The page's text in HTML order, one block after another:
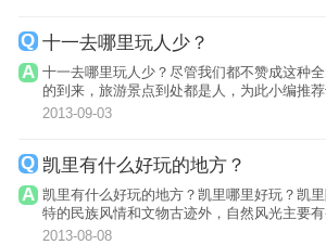
十一去哪里玩人少？
十一去哪里玩人少？尽管我们都不赞成这种
的到来，旅游景点到处都是人，为此小编推荐
少的旅游地...
2013-09-03
凯里有什么好玩的地方？
凯里有什么好玩的地方？凯里哪里好玩？凯
特的民族风情和文物古迹外，自然风光主要有
景观独特的...
2013-08-08